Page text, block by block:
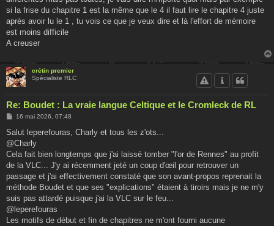
si la frise du chapitre 1 est la même que le 4 il faut lire le chapitre 4 juste
après avoir lu le 1 , tu vois ce que je veux dire et là l'effort de mémoire
est moins difficile
A creuser
crétin premier
Spécialiste RLC
Re: Boudet : La vraie langue Celtique et le Cromleck de RL
M
s
a
g
16 mai 2026, 07:48
Salut leperefouras, Charly et tous les z'ots...
@Charly
Cela fait bien longtemps que j'ai laissé tomber "l'or de Rennes" au profit
de la VLC... J'y ai récemment jeté un coup d'œil pour retrouver un
passage et j'ai effectivement constaté que son avant-propos reprenait la
méthode Boudet et que ses "explications" étaient à tiroirs mais je ne m'y
suis pas attardé puisque j'ai la VLC sur le feu...
@leperefouras
Les motifs de début et fin de chapitres ne m'ont fourni aucune